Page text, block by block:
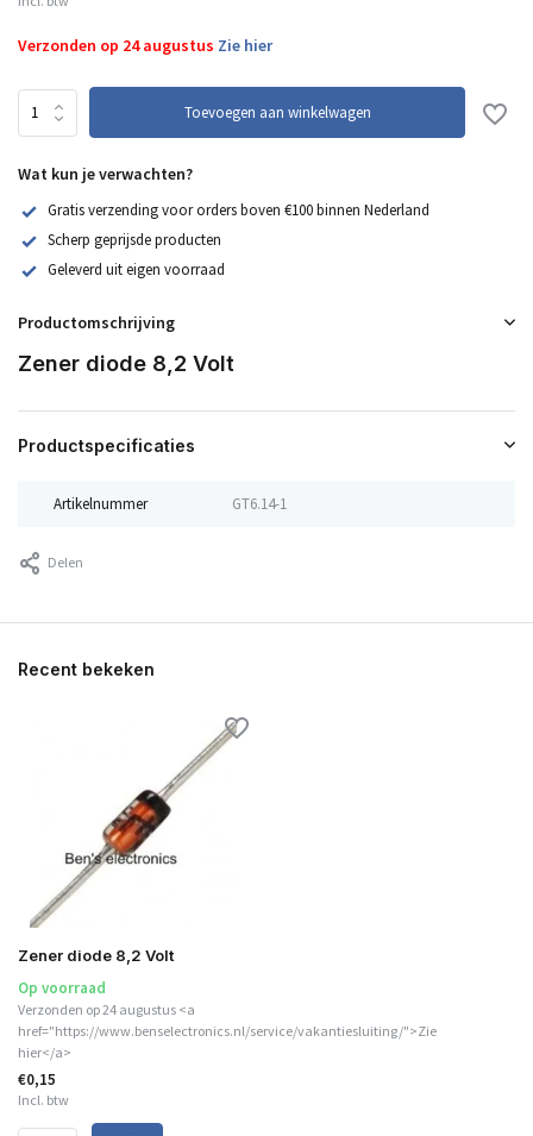
Verzonden op 24 augustus Zie hier
Toevoegen aan winkelwagen
Wat kun je verwachten?
Gratis verzending voor orders boven €100 binnen Nederland
Scherp geprijsde producten
Geleverd uit eigen voorraad
Productomschrijving
Zener diode 8,2 Volt
Productspecificaties
Artikelnummer GT6.14-1
Delen
Recent bekeken
Zener diode 8,2 Volt
Op voorraad
Verzonden op 24 augustus <a
href="https://www.benselectronics.nl/service/vakantiesluiting/">Zie
hier</a>
€0,15
Incl. btw